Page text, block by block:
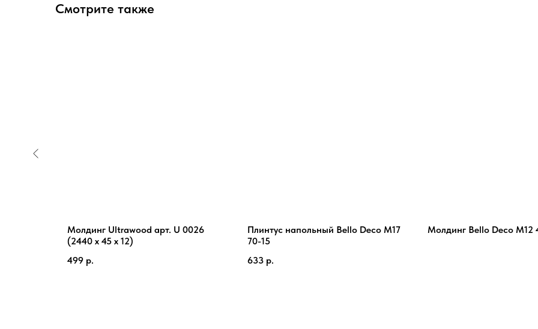
Смотрите также
Молдинг Ultrawood арт. U 0026
(2440 х 45 х 12)
499 р.
Плинтус напольный Bello Deco М17
70-15
633 р.
Молдинг Bello Deco М12